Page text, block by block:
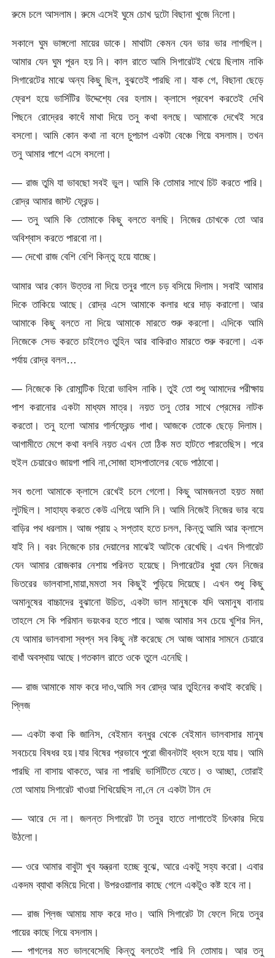
রুমে চলে আসলাম। রুমে এসেই ঘুমে চোখ দুটো বিছানা খুজে নিলো।
সকালে ঘুম ভাঙ্গলো মায়ের ডাকে। মাথাটা কেমন যেন ভার ভার লাগছিল।
আমার যেন ঘুম পূরন হয় নি। কাল রাতে আমি সিগারেটই খেয়ে ছিলাম নাকি
সিগারেটের মাঝে অন্য কিছু ছিল, বুঝতেই পারছি না। যাক গে, বিছানা ছেড়ে
ফ্রেশ হয়ে ভার্সিটির উদ্দেশ্যে বের হলাম। ক্লাসে প্রবেশ করতেই দেখি
পিছনে রোদ্রের কাধেঁ মাথা দিয়ে তনু কথা বলছে। আমাকে দেখেই সরে
বসলো। আমি কোন কথা না বলে চুপচাপ একটা বেঞ্চে গিয়ে বসলাম। তখন
তনু আমার পাশে এসে বসলো।
— রাজ তুমি যা ভাবছো সবই ভুল। আমি কি তোমার সাথে চিট করতে পারি।
রোদ্র আমার জাস্ট ফ্রেন্ড।
— তনু আমি কি তোমাকে কিছু বলতে বলছি। নিজের চোখকে তো আর
অবিশ্বাস করতে পারবো না।
— দেখো রাজ বেশি বেশি কিন্তু হয়ে যাচ্ছে।
আমার আর কোন উত্তর না দিয়ে তনুর গালে চড় বসিয়ে দিলাম। সবাই আমার
দিকে তাকিয়ে আছে। রোদ্র এসে আমাকে কলার ধরে দাড় করালো। আর
আমাকে কিছু বলতে না দিয়ে আমাকে মারতে শুরু করলো। এদিকে আমি
নিজেকে সেভ করতে চাইলেও তুহিন আর বাকিরাও মারতে শুরু করলো। এক
পর্যায় রোদ্র বলল…
— নিজেকে কি রোমান্টিক হিরো ভাবিস নাকি। তুই তো শুধু আমাদের পরীক্ষায়
পাশ করানোর একটা মাধ্যম মাত্র। নয়ত তনু তোর সাথে প্রেমের নাটক
করতো। তনু হলো আমার গার্লফ্রেন্ড গাধা। আজকে তোকে ছেড়ে দিলাম।
আগামীতে মেপে কথা বলবি নয়ত এখন তো ঠিক মত হাটতে পারতেছিস। পরে
হুইল চেয়ারেও জায়গা পাবি না,সোজা হাসপাতালের বেডে পাঠাবো।
সব গুলো আমাকে ক্লাসে রেখেই চলে গেলো। কিছু আমজনতা হয়ত মজা
লুটছিল। সাহায্য করতে কেউ এগিয়ে আসি নি। আমি নিজেই নিজের ভার বয়ে
বাড়ির পথ ধরলাম। আজ প্রায় ২ সপ্তাহ হতে চলল, কিন্তু আমি আর ক্লাসে
যাই নি। বরং নিজেকে চার দেয়ালের মাঝেই আটকে রেখেছি। এখন সিগারেট
যেন আমার রোজকার নেশায় পরিনত হয়েছে। সিগারেটের ধুয়া যেন নিজের
ভিতরের ভালবাসা,মায়া,মমতা সব কিছুই পুড়িয়ে দিয়েছে। এখন শুধু কিছু
অমানুষের বাচ্চাদের বুঝানো উচিত, একটা ভাল মানুষকে যদি অমানুষ বানায়
তাহলে সে কি পরিমান ভয়ংকর হতে পারে। আজ আমার সব চেয়ে খুশির দিন,
যে আমার ভালবাসা স্বপ্ন সব কিছু নষ্ট করেছে সে আজ আমার সামনে চেয়ারে
বাধাঁ অবস্থায় আছে।গতকাল রাতে ওকে তুলে এনেছি।
— রাজ আমাকে মাফ করে দাও,আমি সব রোদ্র আর তুহিনের কথাই করেছি।
প্লিজ
— একটা কথা কি জানিস, বেইমান বন্ধুর থেকে বেইমান ভালবাসার মানুষ
সবচেয়ে বিষধর হয়।যার বিষের প্রভাবে পুরো জীবনটাই ধ্বংস হয়ে যায়। আমি
পারছি না বাসায় থাকতে, আর না পারছি ভার্সিটিতে যেতে। ও আচ্ছা, তোরাই
তো আমায় সিগারেট খাওয়া শিখিয়েছিস না,নে নে একটা টান দে
— আরে দে না। জলন্ত সিগারেট টা তনুর হাতে লাগাতেই চিৎকার দিয়ে
উঠলো।
— ওরে আমার বাবুটা খুব যন্ত্রনা হচ্ছে বুঝে, আরে একটু সহ্য করো। এবার
একদম ব্যাথা কমিয়ে দিবো। উপরওয়ালার কাছে গেলে একটুও কষ্ট হবে না।
— রাজ প্লিজ আমায় মাফ করে দাও। আমি সিগারেট টা ফেলে দিয়ে তনুর
পায়ের কাছে গিয়ে বসলাম।
— পাগলের মত ভালবেসেছি কিন্তু বলতেই পারি নি তোমায়। আর তনু